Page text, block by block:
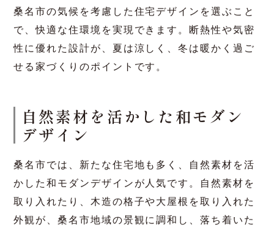
桑名市で注文住宅を建てる
ときにおすすめのデザイン
桑名市の気候に合った家づく
り
桑名市の気候を考慮した住宅デザインを選ぶこと
で、快適な住環境を実現できます。断熱性や気密